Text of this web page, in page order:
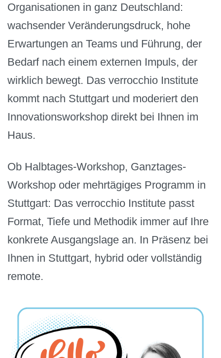
Organisationen in ganz Deutschland:
wachsender Veränderungsdruck, hohe
Erwartungen an Teams und Führung, der
Bedarf nach einem externen Impuls, der
wirklich bewegt. Das verrocchio Institute
kommt nach Stuttgart und moderiert den
Innovationsworkshop direkt bei Ihnen im
Haus.
Ob Halbtages-Workshop, Ganztages-
Workshop oder mehrtägiges Programm in
Stuttgart: Das verrocchio Institute passt
Format, Tiefe und Methodik immer auf Ihre
konkrete Ausgangslage an. In Präsenz bei
Ihnen in Stuttgart, hybrid oder vollständig
remote.